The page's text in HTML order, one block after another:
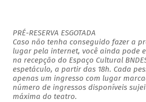
PRÉ-RESERVA ESGOTADA
Caso não tenha conseguido fazer a
lugar pela internet, você ainda pode
na recepção do Espaço Cultural
espetáculo, a partir das 18h. Cada
apenas um ingresso com lugar
número de ingressos disponíveis
máxima do teatro.